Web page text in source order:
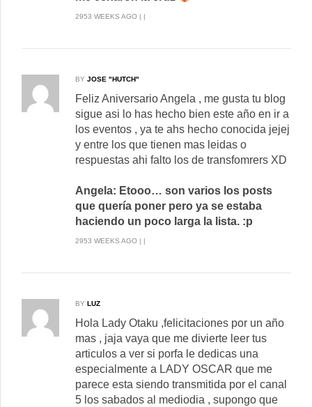
2953 WEEKS AGO | |
BY JOSE "HUTCH"
Feliz Aniversario Angela , me gusta tu blog
sigue asi lo has hecho bien este año en ir a
los eventos , ya te ahs hecho conocida jejej
y entre los que tienen mas leidas o
respuestas ahi falto los de transfomrers XD
Angela: Etooo… son varios los posts
que quería poner pero ya se estaba
haciendo un poco larga la lista. :p
2953 WEEKS AGO | |
BY LUZ
Hola Lady Otaku ,felicitaciones por un año
mas , jaja vaya que me divierte leer tus
articulos a ver si porfa le dedicas una
especialmente a LADY OSCAR que me
parece esta siendo transmitida por el canal
5 los sabados al mediodia , supongo que